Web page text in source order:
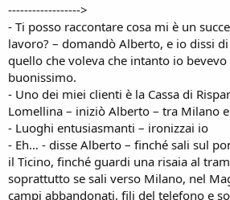
------------------>
- Ti posso raccontare cosa mi è un
lavoro? – domandò Alberto, e io dissi
quello che voleva che intanto io
buonissimo.
- Uno dei miei clienti è la Cassa di
Lomellina – iniziò Alberto – tra Milano
- Luoghi entusiasmanti – ironizzai io
- Eh… - disse Alberto – finché sali sul
il Ticino, finché guardi una risaia al
soprattutto se sali verso Milano, nel
campi abbandonati, fili del telefono e